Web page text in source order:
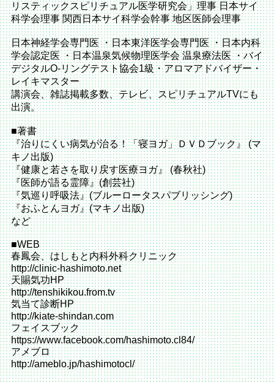
リスティックスピリチュアル医学研究会」理事 日本サイ
科学会理事 関西日本サイ科学会幹事 地区医師会理事
日本神経学会専門医 ・日本東洋医学会専門医 ・日本内科
学会認定医 ・日本温泉気候物理医学会 温泉療法医 ・バイ
デジタルO-リングテスト協会1級・アロマアドバイザー・
レイキマスター
講演会、雑誌掲載多数、テレビ、スピリチュアルTVにも
出演。
■著書
『治りにくい病気が治る！「寝ヨガ」ＤＶＤブック』 (マ
キノ出版)
『健康と若さを取り戻す医療ヨガ』 (春秋社)
『医師が語る霊障』(創芸社)
『気巡り呼吸法』(ブルーロータスパブリッシング)
『おふとんヨガ』(マキノ出版)
など
■WEB
春鳳会、はしもと内科外科クリニック
http://clinic-hashimoto.net
天賜気功HP
http://tenshikikou.from.tv
気当て診断HP
http://kiate-shindan.com
フェイスブック
https://www.facebook.com/hashimoto.cl84/
アメブロ
http://ameblo.jp/hashimotocl/